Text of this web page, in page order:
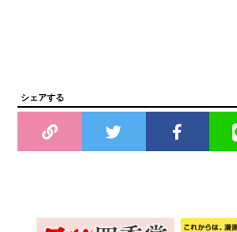
シェアする